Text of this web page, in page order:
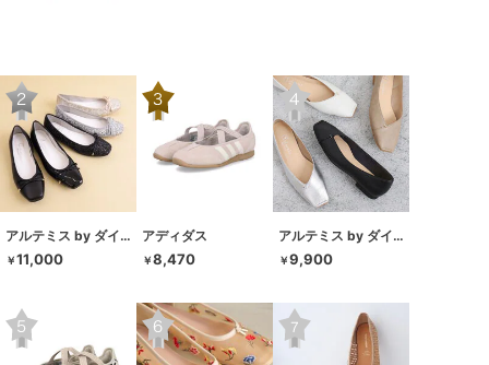
アルテミス by ダイアナ
￥11,000
アディダス
￥8,470
アルテミス by ダイアナ
￥9,900